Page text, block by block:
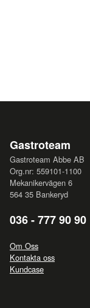
Gastroteam
Gastroteam Abbe AB
Org.nr: 559101-1100
Mekanikervägen 6
564 35 Bankeryd
036 - 777 90 90
Om Oss
Kontakta oss
Kundcase